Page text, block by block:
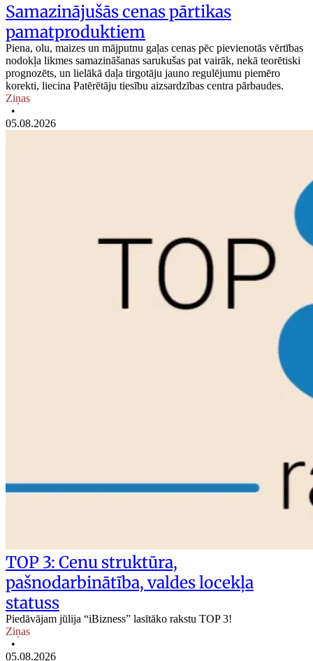
Samazinājušās cenas pārtikas
pamatproduktiem
Piena, olu, maizes un mājputnu gaļas cenas pēc pievienotās vērtības
nodokļa likmes samazināšanas sarukušas pat vairāk, nekā teorētiski
prognozēts, un lielākā daļa tirgotāju jauno regulējumu piemēro
korekti, liecina Patērētāju tiesību aizsardzības centra pārbaudes.
Ziņas
•
05.08.2026
TOP 3: Cenu struktūra,
pašnodarbinātība, valdes locekļa
statuss
Piedāvājam jūlija “iBizness” lasītāko rakstu TOP 3!
Ziņas
•
05.08.2026